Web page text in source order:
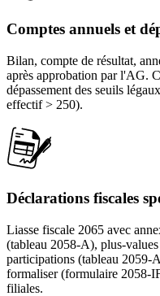
Comptes annuels et
Bilan, compte de résultat,
après approbation par l'AG.
dépassement des seuils
effectif > 250).
Déclarations fiscales
Liasse fiscale 2065 avec
(tableau 2058-A), plus-
participations (tableau 2059-
formaliser (formulaire 2058-
filiales.